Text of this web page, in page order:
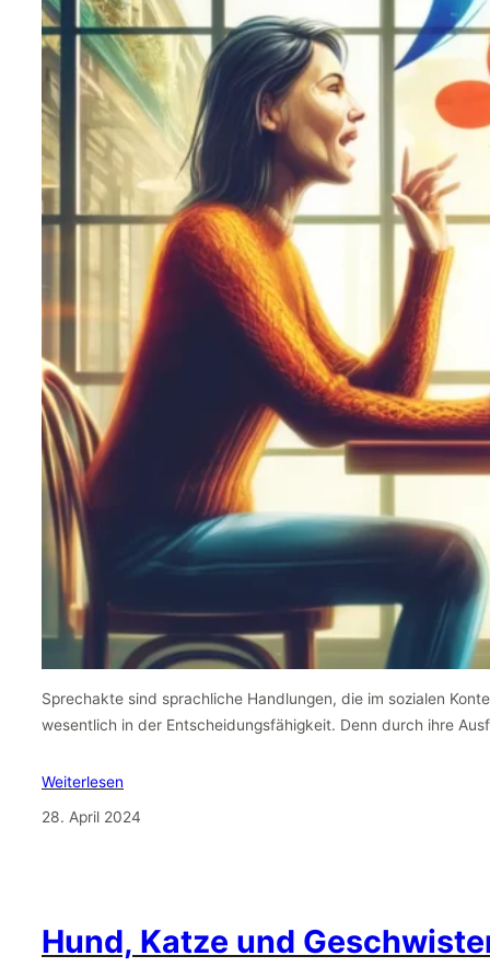
Sprechakte sind sprachliche Handlungen, die im sozialen
wesentlich in der Entscheidungsfähigkeit. Denn durch ihre
Weiterlesen
28. April 2024
Hund, Katze und